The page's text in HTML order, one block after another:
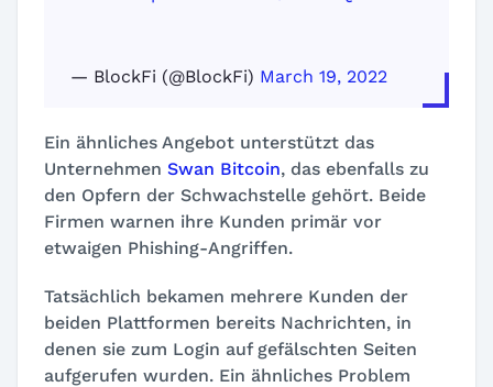
— BlockFi (@BlockFi) March 19, 2022
Ein ähnliches Angebot unterstützt das
Unternehmen Swan Bitcoin, das ebenfalls zu
den Opfern der Schwachstelle gehört. Beide
Firmen warnen ihre Kunden primär vor
etwaigen Phishing-Angriffen.
Tatsächlich bekamen mehrere Kunden der
beiden Plattformen bereits Nachrichten, in
denen sie zum Login auf gefälschten Seiten
aufgerufen wurden. Ein ähnliches Problem